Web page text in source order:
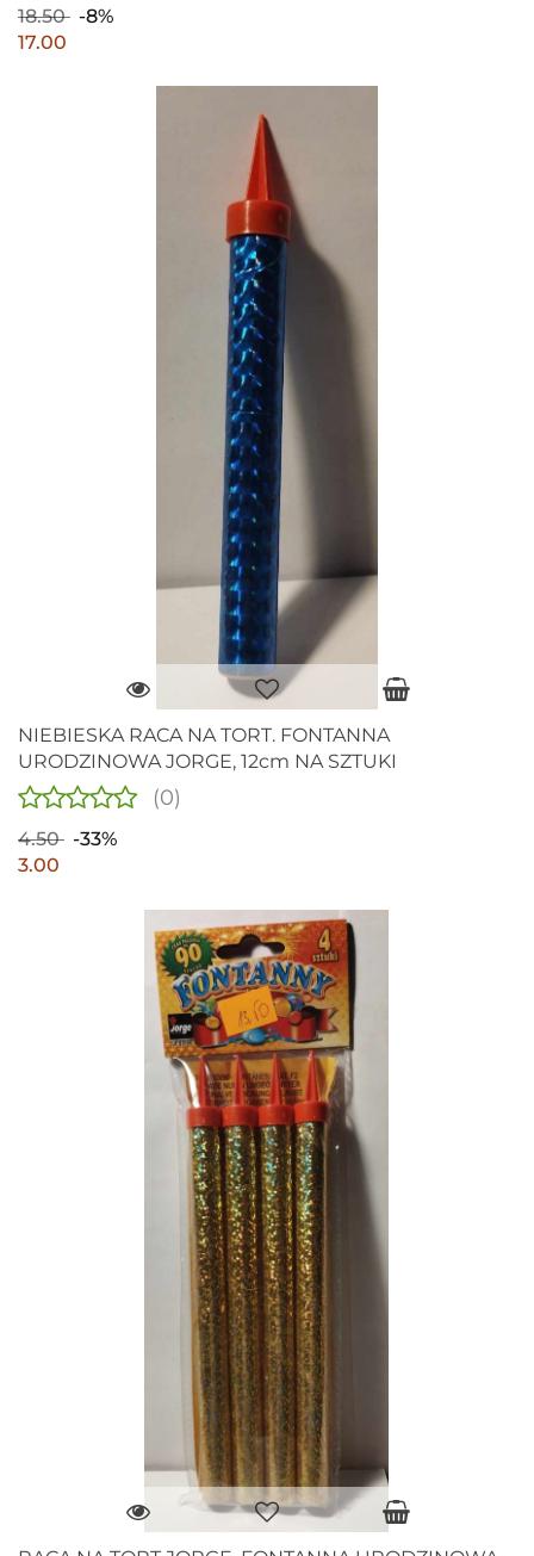
18.50
-8%
17.00
NIEBIESKA RACA NA TORT. FONTANNA
URODZINOWA JORGE, 12cm NA SZTUKI
(0)
4.50
-33%
3.00